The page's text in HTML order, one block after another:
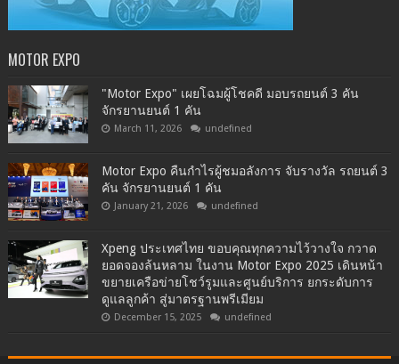
MOTOR EXPO
"Motor Expo" เผยโฉมผู้โชคดี มอบรถยนต์ 3 คัน
จักรยานยนต์ 1 คัน
March 11, 2026 undefined
Motor Expo คืนกำไรผู้ชมอลังการ จับรางวัล รถยนต์ 3
คัน จักรยานยนต์ 1 คัน
January 21, 2026 undefined
Xpeng ประเทศไทย ขอบคุณทุกความไว้วางใจ กวาด
ยอดจองล้นหลาม ในงาน Motor Expo 2025 เดินหน้า
ขยายเครือข่ายโชว์รูมและศูนย์บริการ ยกระดับการ
ดูแลลูกค้า สู่มาตรฐานพรีเมียม
December 15, 2025 undefined